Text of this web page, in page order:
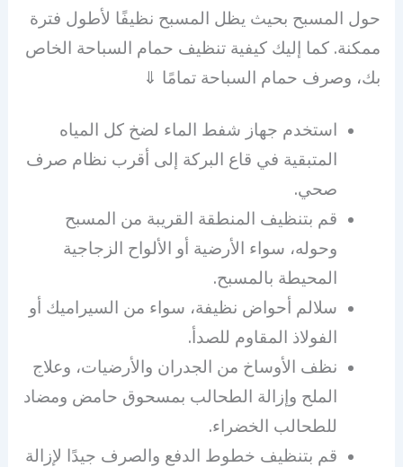
حول المسبح بحيث يظل المسبح نظيفًا لأطول فترة
ممكنة. كما إليك كيفية تنظيف حمام السباحة الخاص
بك، وصرف حمام السباحة تمامًا ⇓
استخدم جهاز شفط الماء لضخ كل المياه
المتبقية في قاع البركة إلى أقرب نظام صرف
صحي.
قم بتنظيف المنطقة القريبة من المسبح
وحوله، سواء الأرضية أو الألواح الزجاجية
المحيطة بالمسبح.
سلالم أحواض نظيفة، سواء من السيراميك أو
الفولاذ المقاوم للصدأ.
نظف الأوساخ من الجدران والأرضيات، وعلاج
الملح وإزالة الطحالب بمسحوق حامض ومضاد
للطحالب الخضراء.
قم بتنظيف خطوط الدفع والصرف جيدًا لإزالة